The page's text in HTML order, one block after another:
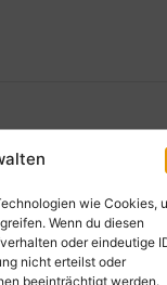
wie Cookies,
Wenn du diesen
oder eindeutige
nicht erteilst oder
beeinträchtigt werden.
engagierte